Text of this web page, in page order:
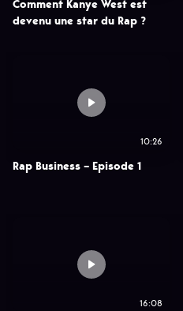
Comment Kanye West est
devenu une star du Rap ?
10:26
Rap Business – Episode 1
16:08